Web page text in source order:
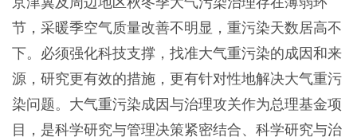
节，采暖季空气质量改善不明显，重污染天数居高不
下。必须强化科技支撑，找准大气重污染的成因和来
源，研究更有效的措施，更有针对性地解决大气重污
染问题。大气重污染成因与治理攻关作为总理基金项
目，是科学研究与管理决策紧密结合、科学研究与治